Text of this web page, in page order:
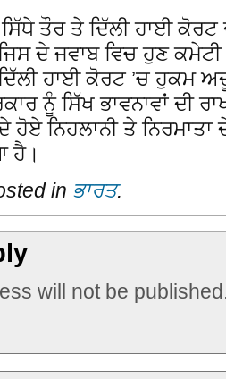
ਤੌਰ ਤੇ ਦਿੱਲੀ ਹਾਈ
ਦੇ ਜਵਾਬ ਵਿਚ ਹੁਣ
ਹਾਈ ਕੋਰਟ ’ਚ ਹੁਕਮ
ਨੂੰ ਸਿੱਖ ਭਾਵਨਾਵਾਂ ਦੀ
ਨਿਹਲਾਨੀ ਤੇ ਨਿਰਮਾਤਾ
ਹੈ।
in ਭਾਰਤ.
will not be